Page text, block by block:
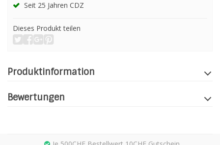
Seit 25 Jahren CDZ
Dieses Produkt teilen
Produktinformation
Bewertungen